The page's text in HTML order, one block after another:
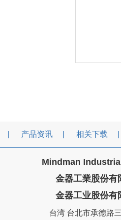
产品资讯 相关下载
Mindman
金器工業股份有
金器工业股份有
台湾 台北市承德路